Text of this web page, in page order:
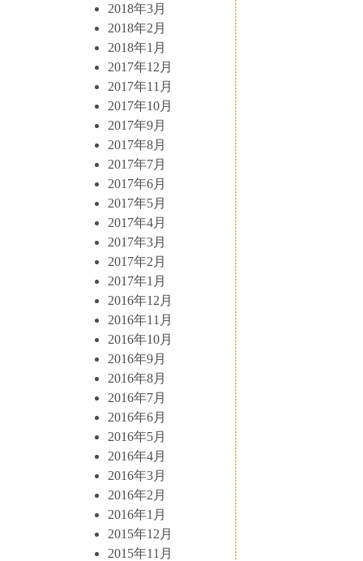
2018年3月
2018年2月
2018年1月
2017年12月
2017年11月
2017年10月
2017年9月
2017年8月
2017年7月
2017年6月
2017年5月
2017年4月
2017年3月
2017年2月
2017年1月
2016年12月
2016年11月
2016年10月
2016年9月
2016年8月
2016年7月
2016年6月
2016年5月
2016年4月
2016年3月
2016年2月
2016年1月
2015年12月
2015年11月